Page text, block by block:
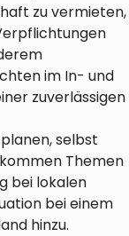
zu vermieten,
im In- und
zuverlässigen
selbst
Themen
bei lokalen
bei einem
hinzu.